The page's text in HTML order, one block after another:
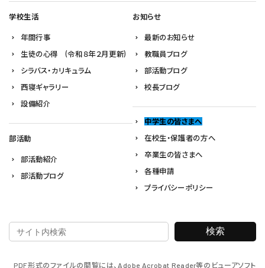
学校生活
年間行事
生徒の心得 (令和８年２月更新)
シラバス・カリキュラム
西寝ギャラリー
設備紹介
部活動
部活動紹介
部活動ブログ
お知らせ
最新のお知らせ
教職員ブログ
部活動ブログ
校長ブログ
中学生の皆さまへ
在校生・保護者の方へ
卒業生の皆さまへ
各種申請
プライバシーポリシー
検索
PDF形式のファイルの閲覧には、 Adobe Acrobat Reader等のビューアソフト